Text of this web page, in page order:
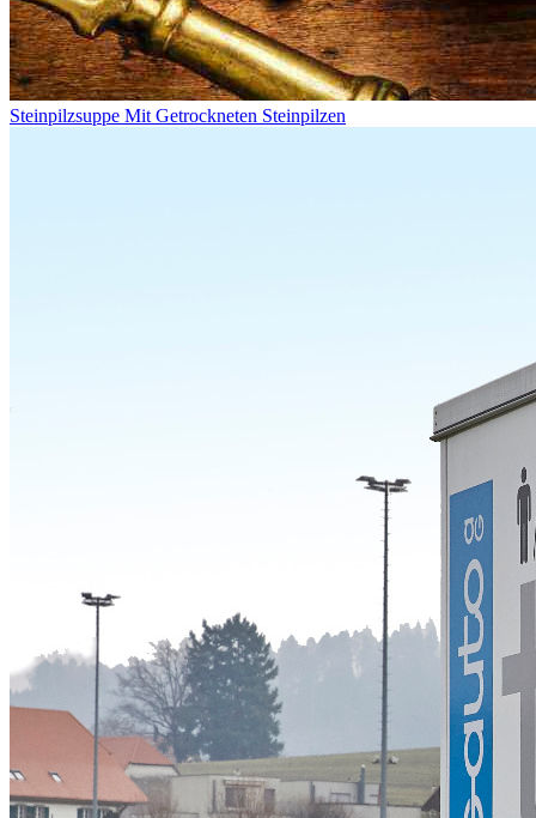
Steinpilzsuppe Mit Getrockneten Steinpilzen